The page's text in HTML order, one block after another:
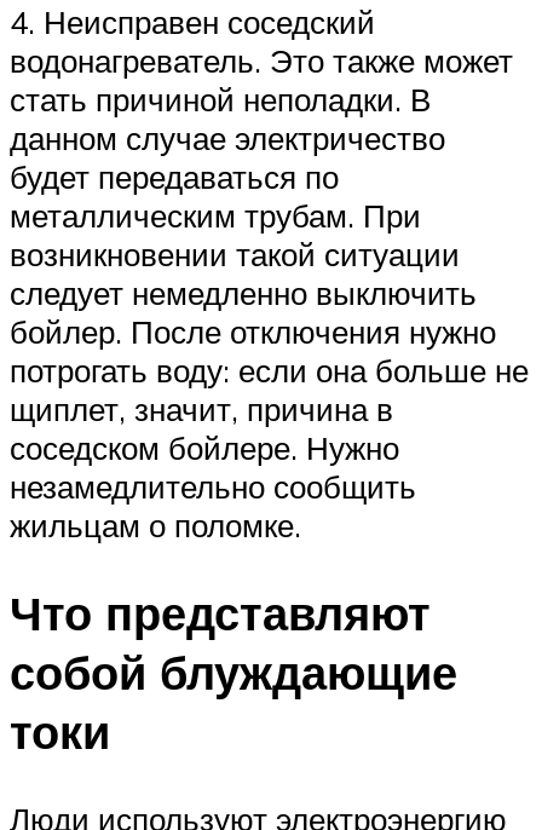
4. Неисправен соседский
водонагреватель. Это также может
стать причиной неполадки. В
данном случае электричество
будет передаваться по
металлическим трубам. При
возникновении такой ситуации
следует немедленно выключить
бойлер. После отключения нужно
потрогать воду: если она больше не
щиплет, значит, причина в
соседском бойлере. Нужно
незамедлительно сообщить
жильцам о поломке.
Что представляют
собой блуждающие
токи
Люди используют электроэнергию